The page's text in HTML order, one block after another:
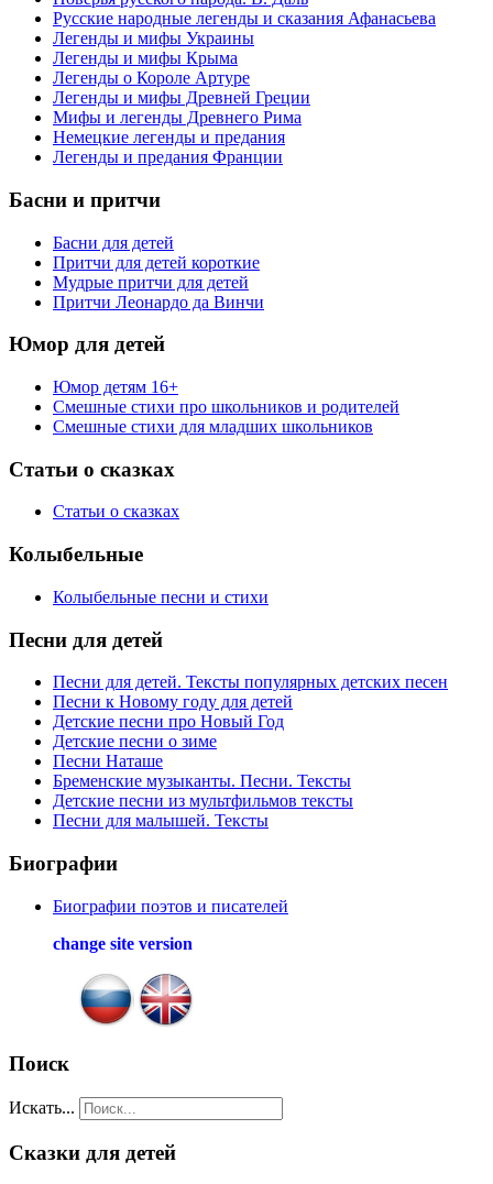
Русские народные легенды и сказания Афанасьева
Легенды и мифы Украины
Легенды и мифы Крыма
Легенды о Короле Артуре
Легенды и мифы Древней Греции
Мифы и легенды Древнего Рима
Немецкие легенды и предания
Легенды и предания Франции
Басни и притчи
Басни для детей
Притчи для детей короткие
Мудрые притчи для детей
Притчи Леонардо да Винчи
Юмор для детей
Юмор детям 16+
Смешные стихи про школьников и родителей
Смешные стихи для младших школьников
Статьи о сказках
Статьи о сказках
Колыбельные
Колыбельные песни и стихи
Песни для детей
Песни для детей. Тексты популярных детских песен
Песни к Новому году для детей
Детские песни про Новый Год
Детские песни о зиме
Песни Наташе
Бременские музыканты. Песни. Тексты
Детские песни из мультфильмов тексты
Песни для малышей. Тексты
Биографии
Биографии поэтов и писателей
change site version
Поиск
Искать...
Сказки для детей